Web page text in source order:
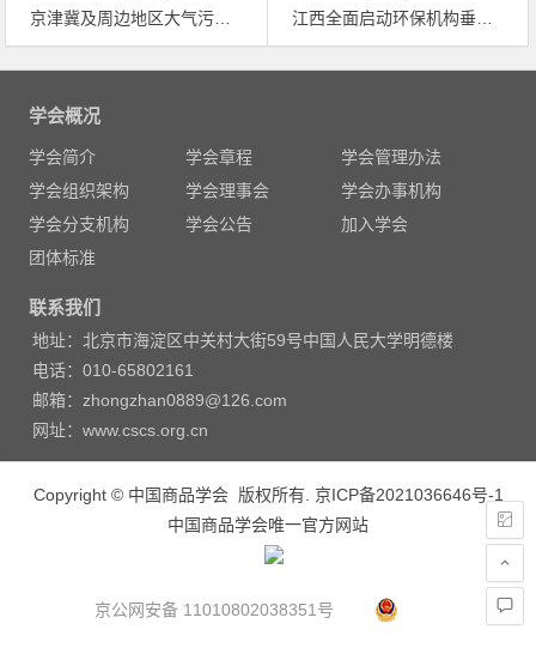
京津冀及周边地区大气污染防治再加码 “2+26”城将执行特别排放限值
江西全面启动环保机构垂改 今年6月底前全面完成
文
学会概况
学会简介 学会章程
学会管理办法
学会组织架构
学会理事会
学会办事机构
学会分支机构
学会公告
加入学会
团体标准
联系我们
地址：北京市海淀区中关村大街59号中国人民大学明德楼
电话：010-65802161
邮箱：zhongzhan0889@126.com
网址：www.cscs.org.cn
Copyright © 中国商品学会 版权所有. 京ICP备2021036646号-1
中国商品学会唯一官方网站
京公网安备 11010802038351号